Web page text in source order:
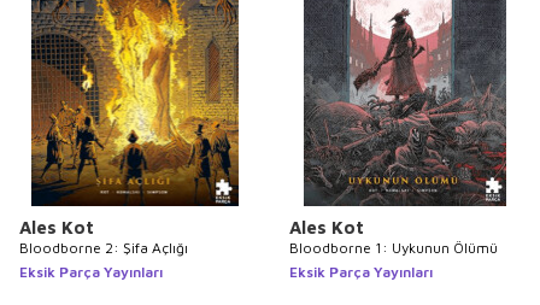
Ales Kot
Bloodborne 2: Şifa Açlığı
Eksik Parça Yayınları
Ales Kot
Bloodborne 1: Uykunun Ölümü
Eksik Parça Yayınları